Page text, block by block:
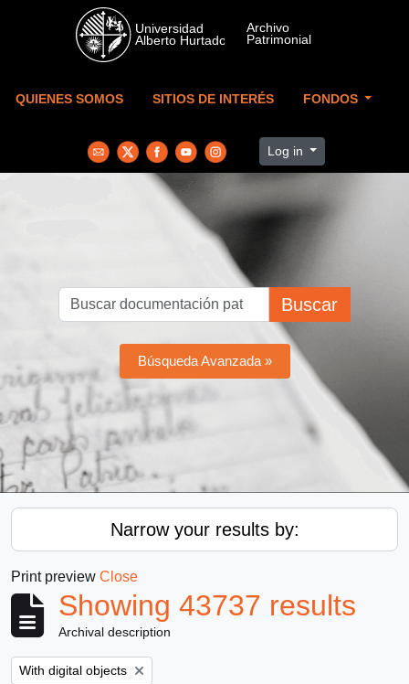
Skip to main content
QUIENES SOMOS SITIOS DE INTERÉS FONDOS
Log in
Buscar
Búsqueda Avanzada »
Narrow your results by:
Print preview Close
Showing 43737 results
Archival description
Remove filter:
With digital objects